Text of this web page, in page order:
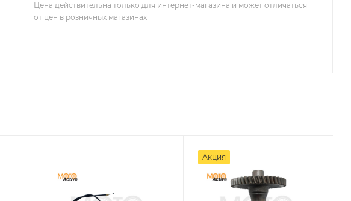
Цена действительна только для интернет-магазина и может отличаться
от цен в розничных магазинах
Акция